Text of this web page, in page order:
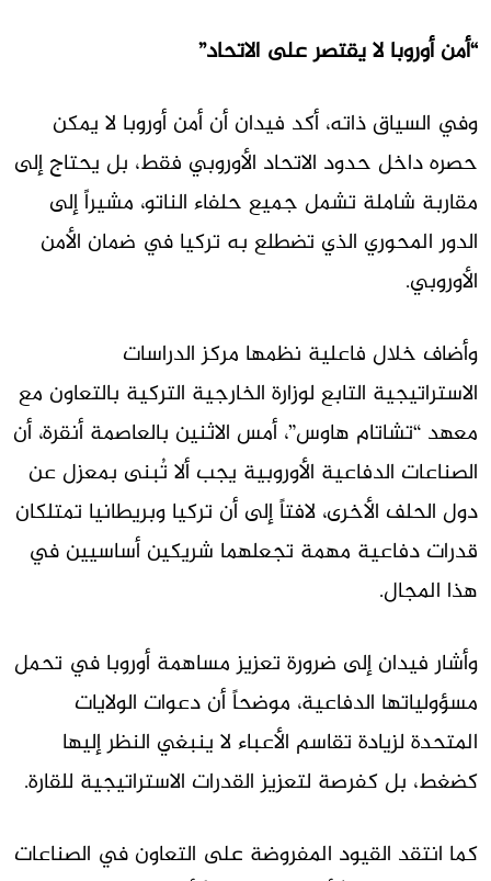
“أمن أوروبا لا يقتصر على الاتحاد”
وفي السياق ذاته، أكد فيدان أن أمن أوروبا لا يمكن
حصره داخل حدود الاتحاد الأوروبي فقط، بل يحتاج إلى
مقاربة شاملة تشمل جميع حلفاء الناتو، مشيراً إلى
الدور المحوري الذي تضطلع به تركيا في ضمان الأمن
الأوروبي.
وأضاف خلال فاعلية نظمها مركز الدراسات
الاستراتيجية التابع لوزارة الخارجية التركية بالتعاون مع
معهد “تشاتام هاوس”، أمس الاثنين بالعاصمة أنقرة، أن
الصناعات الدفاعية الأوروبية يجب ألا تُبنى بمعزل عن
دول الحلف الأخرى، لافتاً إلى أن تركيا وبريطانيا تمتلكان
قدرات دفاعية مهمة تجعلهما شريكين أساسيين في
هذا المجال.
وأشار فيدان إلى ضرورة تعزيز مساهمة أوروبا في تحمل
مسؤولياتها الدفاعية، موضحاً أن دعوات الولايات
المتحدة لزيادة تقاسم الأعباء لا ينبغي النظر إليها
كضغط، بل كفرصة لتعزيز القدرات الاستراتيجية للقارة.
كما انتقد القيود المفروضة على التعاون في الصناعات